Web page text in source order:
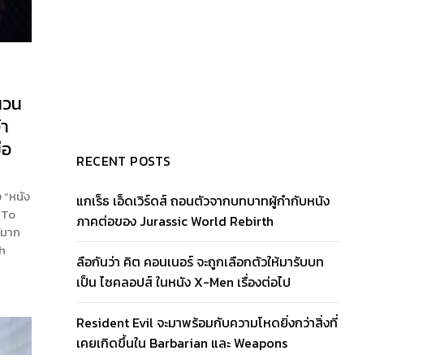
น
หนัง
าก
RECENT POSTS
แกเร็ธ เอ็ดเวิร์ดส์ ถอนตัวจากบทบาทผู้กำกับหนัง
ภาคต่อของ Jurassic World Rebirth
ลือกันว่า คิต คอนเนอร์ จะถูกเลือกตัวให้มารับบท
เป็น ไซคลอปส์ ในหนัง X-Men เรื่องต่อไป
Resident Evil จะมาพร้อมกับความโหดยิ่งกว่าสิ่งที่
เคยเกิดขึ้นใน Barbarian และ Weapons